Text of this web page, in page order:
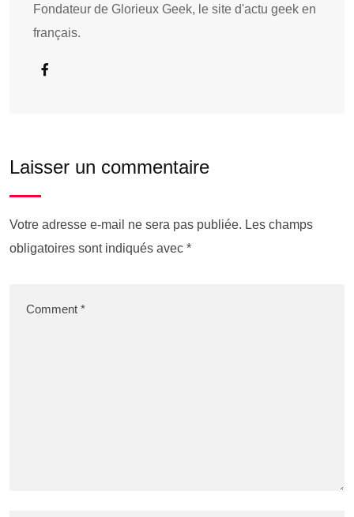
Fondateur de Glorieux Geek, le site d'actu geek en
français.
Laisser un commentaire
Votre adresse e-mail ne sera pas publiée. Les champs
obligatoires sont indiqués avec *